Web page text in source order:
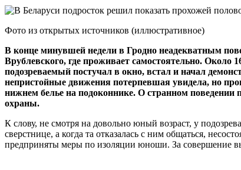
Фото из открытых источников (иллюстративное)
В конце минувшей недели в Гродно неадекватным
Врублевского, где проживает самостоятельно. Около
подозреваемый постучал в окно, встал и начал
непристойные движения потерпевшая увидела, но
нижнем белье на подоконнике. О странном
охраны.
К слову, не смотря на довольно юный возраст, у
сверстнице, а когда та отказалась с ним общаться,
предприняты меры по изоляции юноши. За совершение